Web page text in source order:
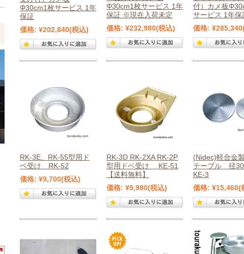
Φ30cm1枚サービス 1年
保証
価格: ¥202,840(税込)
Φ30cm1枚サービス 1年
保証 ※現在入荷未定
価格: ¥232,980(税込)
付）カメ板
サービス 1年保
価格: ¥285,340
RK-3E、RK-55型用ド
ベ受け RK-52
価格: ¥9,700(税込)
RK-3D RK-2XA RK-2P
型用ドベ受け KE-51
【送料無料】
価格: ¥9,980(税込)
(Nidec)軽合金
テーブル 径
KE-3
価格: ¥15,460(